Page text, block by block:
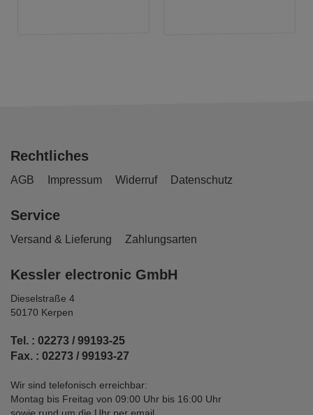
Rechtliches
AGB Impressum Widerruf Datenschutz
Service
Versand & Lieferung Zahlungsarten
Kessler electronic GmbH
Dieselstraße 4
50170 Kerpen
Tel. : 02273 / 99193-25
Fax. : 02273 / 99193-27
Wir sind telefonisch erreichbar:
Montag bis Freitag von 09:00 Uhr bis 16:00 Uhr